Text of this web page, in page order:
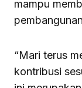
mampu
“Mari terus
kontribusi